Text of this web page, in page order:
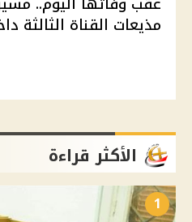
مذيعات القناة الثالثة
الأكثر قراءة
1